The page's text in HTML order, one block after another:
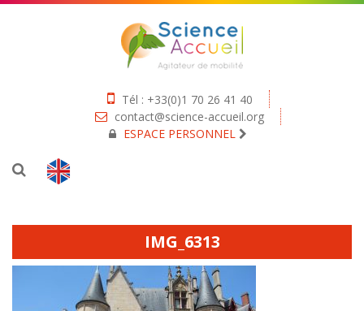
Tél : +33(0)1 70 26 41 40
contact@science-accueil.org
ESPACE PERSONNEL
IMG_6313